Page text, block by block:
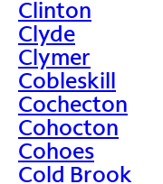
Clinton
Clyde
Clymer
Cobleskill
Cochecton
Cohocton
Cohoes
Cold Brook